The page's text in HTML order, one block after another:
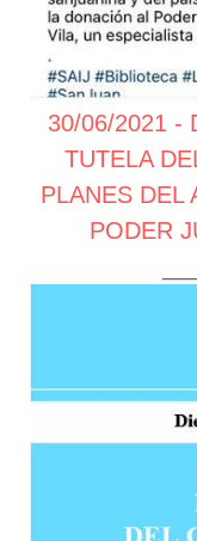
30/06/2021 -
TUTELA
PLANES DEL
PODER